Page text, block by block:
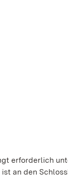
erforderlich
an den